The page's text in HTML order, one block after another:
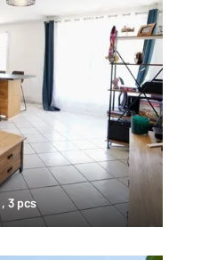
, 3 pcs